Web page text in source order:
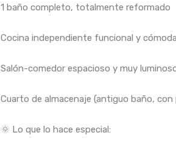
1 baño completo, totalmente reformado
Cocina independiente funcional y cómoda
Salón-comedor espacioso y muy
Cuarto de almacenaje (antiguo baño,
🌞 Lo que lo hace especial: